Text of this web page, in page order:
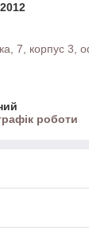
7, корпус 3,
роботи